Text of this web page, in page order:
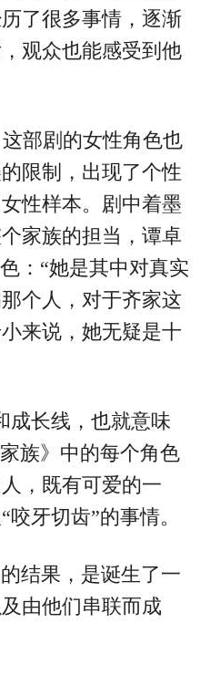
了很多事情，逐渐
观众也能感受到他
部剧的女性角色也
限制，出现了个性
性样本。剧中着墨
家族的担当，谭卓
：“她是其中对真实
个人，对于齐家这
来说，她无疑是十
成长线，也就意味
族》中的每个角色
，既有可爱的一
牙切齿”的事情。
结果，是诞生了一
由他们串联而成